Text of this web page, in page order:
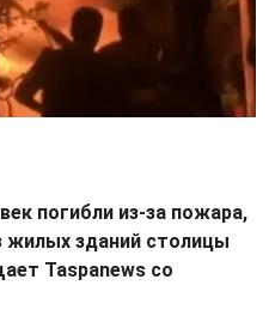
погибли из-за пожара,
жилых зданий столицы
Taspanews со